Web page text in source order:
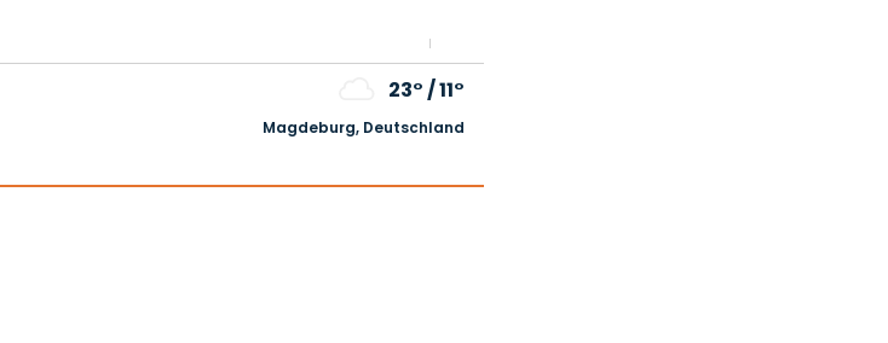
23°/11°
Magdeburg, Deutschland